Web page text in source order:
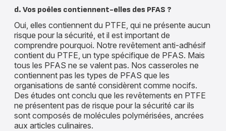
d. Vos poêles contiennent-elles des PFAS ?
Oui, elles contiennent du PTFE, qui ne présente aucun
risque pour la sécurité, et il est important de
comprendre pourquoi. Notre revêtement anti-adhésif
contient du PTFE, un type spécifique de PFAS. Mais
tous les PFAS ne se valent pas. Nos casseroles ne
contiennent pas les types de PFAS que les
organisations de santé considèrent comme nocifs.
Des études ont conclu que les revêtements en PTFE
ne présentent pas de risque pour la sécurité car ils
sont composés de molécules polymérisées, ancrées
aux articles culinaires.